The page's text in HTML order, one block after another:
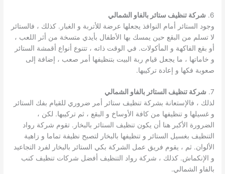
6.
شركة تنظيف ستائر بالفاو الشمالي
وجود الستائر أمام النوافذ يجعلها عرضة للأتربة و الغبار. كذلك ، فالستائر
لا تسلم من البقع حين يمسك بها الأطفال بأيدي متسخة من أثر اللعب ،
أو بقع الفاكهة و المأكولات. في الوقت ذاته ، تتنوع أنواع أقمشة الستائر
و خاماتها ، ما يجعل قيام ربة البيت بتنظيفها أمر صعب ، إضافة إلى
صعوبة فكها و إعادة تركيبها.
7. شركة تنظيف الستائر بالفاو الشمالي
لذلك ، فالإستعانة بشركة تنظيف ستائر أمر ضروري للقيام بفك الستائر
و غسيلها و تنظيفها من كافة الأوساخ و البقع ، ثم تركيبها. لكن ،
الضرورة الأكبر هنا أن يكون تنظيف الستائر بالبخار. تقوم شركة رواد
التنظيف بغسيل الستائر و تنظيفها بالبخار لتصبح نظيفة تماما و زاهية
الألوان. ثم ، يقوم فريق عمل الشركة بكي الستائر بالبخار لفرد التجاعيد
و الإنكماش. كذلك ، شركة رواد التنظيف أفضل شركات تنظيف كنب
بالفاو الشمالي.